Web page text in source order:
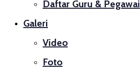
Daftar Guru & Pegawai
Galeri
Video
Foto